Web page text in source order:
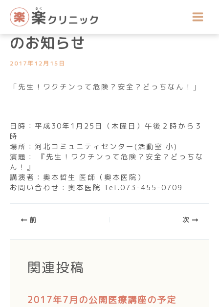
ス
講座開催のお知らせ
平成30年1月の公開医療講座
のお知らせ
2017年12月15日
「先生！ワクチンって危険？安全？どっちなん！」
日時：平成30年1月25日（木曜日）午後２時から３
時
場所：河北コミュニティセンター(活動室 小)
演題： 『先生！ワクチンって危険？安全？どっちな
ん！』
講演者：奥本哲生 医師（奥本医院）
お問い合わせ：奥本医院 Tel.073-455-0709
前 次
関連投稿
2017年7月の公開医療講座の予定